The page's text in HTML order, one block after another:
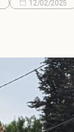
12/02/2025